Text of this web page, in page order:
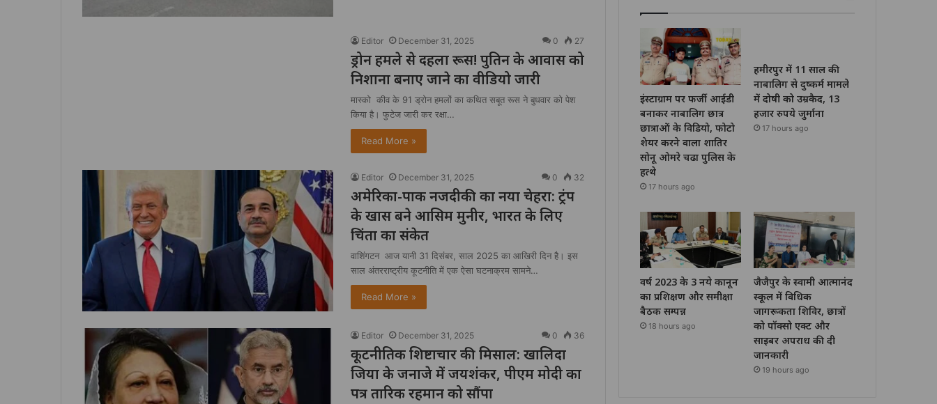
Editor December 31, 2025 0 27
ड्रोन हमले से दहला रूस! पुतिन के आवास को
निशाना बनाए जाने का वीडियो जारी
मास्को कीव के 91 ड्रोन हमलों का कथित सबूत रूस ने बुधवार को पेश
किया है। फुटेज जारी कर रक्षा…
Read More »
Editor December 31, 2025 0 32
अमेरिका-पाक नजदीकी का नया चेहरा: ट्रंप
के खास बने आसिम मुनीर, भारत के लिए
चिंता का संकेत
वाशिंगटन आज यानी 31 दिसंबर, साल 2025 का आखिरी दिन है। इस
साल अंतरराष्ट्रीय कूटनीति में एक ऐसा घटनाक्रम सामने…
Read More »
Editor December 31, 2025 0 36
कूटनीतिक शिष्टाचार की मिसाल: खालिदा
जिया के जनाजे में जयशंकर, पीएम मोदी का
पत्र तारिक रहमान को सौंपा
इंस्टाग्राम पर फर्जी आईडी
बनाकर नाबालिग छात्र
छात्राओं के विडियो, फोटो
शेयर करने वाला शातिर
सोनू ओमरे चढा पुलिस के
हत्थे
17 hours ago
हमीरपुर में 11 साल की
नाबालिग से दुष्कर्म मामले
में दोषी को उम्रकैद, 13
हजार रुपये जुर्माना
17 hours ago
वर्ष 2023 के 3 नये कानून
का प्रशिक्षण और समीक्षा
बैठक सम्पन्न
18 hours ago
जैजैपुर के स्वामी आत्मानंद
स्कूल में विधिक
जागरूकता शिविर, छात्रों
को पॉक्सो एक्ट और
साइबर अपराध की दी
जानकारी
19 hours ago